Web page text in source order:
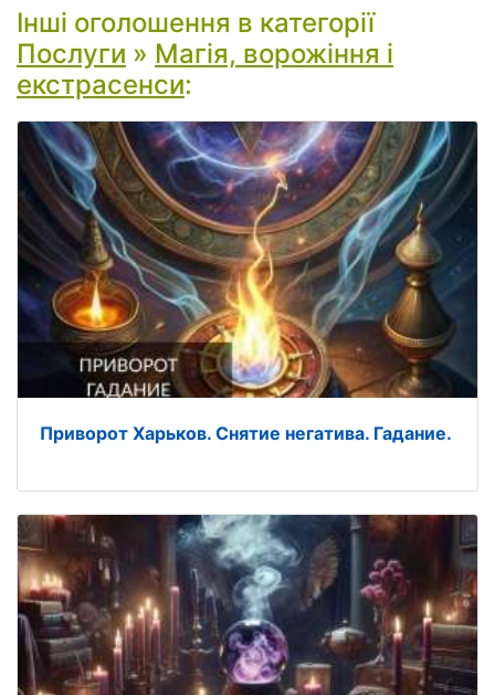
Інші оголошення в категорії
Послуги » Магія, ворожіння і
екстрасенси:
Приворот Харьков. Снятие негатива. Гадание.